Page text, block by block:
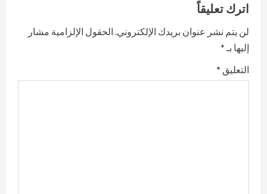
u
e
R
اترك تعليقاً
لن يتم نشر عنوان بريدك الإلكتروني. الحقول الإلزامية مشار
إليها بـ *
التعليق *